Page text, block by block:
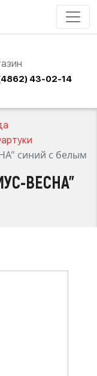
43-02-14
синий с белым
ВЕСНА"